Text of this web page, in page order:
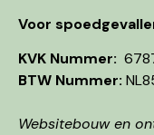
Voor
KVK Nummer:
BTW Nummer:
Websitebouw en